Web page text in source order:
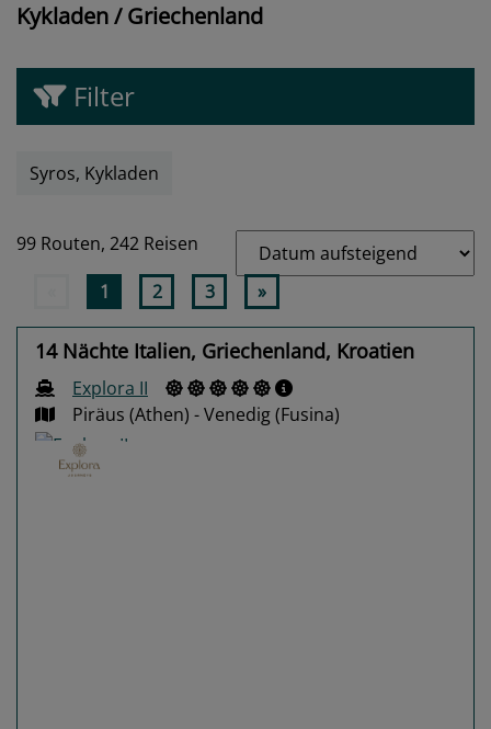
Kykladen / Griechenland
Filter
Syros, Kykladen
99 Routen, 242 Reisen
1 2 3 »
14 Nächte Italien, Griechenland, Kroatien
Explora II
Piräus (Athen) - Venedig (Fusina)